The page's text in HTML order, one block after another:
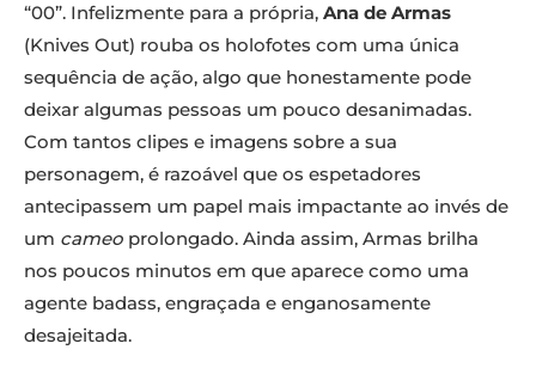
“00”. Infelizmente para a própria, Ana de Armas
(Knives Out) rouba os holofotes com uma única
sequência de ação, algo que honestamente pode
deixar algumas pessoas um pouco desanimadas.
Com tantos clipes e imagens sobre a sua
personagem, é razoável que os espetadores
antecipassem um papel mais impactante ao invés de
um cameo prolongado. Ainda assim, Armas brilha
nos poucos minutos em que aparece como uma
agente badass, engraçada e enganosamente
desajeitada.